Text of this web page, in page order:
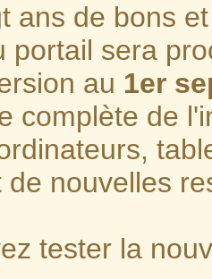
ans de bons
portail sera
au 1er
complète de
de nouvelles
tester la